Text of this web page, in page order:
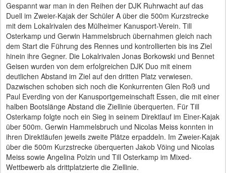
Gespannt war man in den Reihen der DJK Ruhrwacht auf das
Duell im Zweier-Kajak der Schüler A über die 500m Kurzstrecke
mit dem Lokalrivalen des Mülheimer Kanusport-Verein. Till
Osterkamp und Gerwin Hammelsbruch übernahmen gleich nach
dem Start die Führung des Rennes und kontrollierten bis ins Ziel
hinein ihre Gegner. Die Lokalrivalen Jonas Borkowski und Bennet
Geisen wurden von dem erfolgreichen DJK Duo mit einem
deutlichen Abstand im Ziel auf den dritten Platz verwiesen.
Dazwischen schoben sich noch die Konkurrenten Glen Roß und
Paul Everding von der Kanusportgemeinschaft Essen, die mit einer
halben Bootslänge Abstand die Ziellinie überquerten. Für Till
Osterkamp folgte noch ein Sieg in seinem Direktlauf im Einer-Kajak
über 500m. Gerwin Hammelsbruch und Nicolas Meiss konnten in
ihren Direktläufen jeweils zweite Plätze erpaddeln. Im Zweier-Kajak
über die 500m Kurzstrecke überquerten Jakob Vöing und Nicolas
Meiss sowie Angelina Polzin und Till Osterkamp im Mixed-
Wettbewerb als drittplatzierte die Ziellinie.